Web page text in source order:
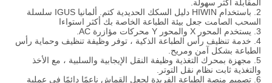
المقابلة أكثر سهولة.
2. باستخدام HIWIN دليل السكك الحديدية كتم. ألمانيا IGUS سلسلة
السحب الصامت جعل بيئة الطباعة الخاصة بك أكثر استواءا
3. يستخدم المحور X والمحور Y محركات مؤازرة AC.
4. خدمة تنظيف رأس الطباعة الذكية ، توفر وظيفة تنظيف وحماية رأس
الطباعة بشكل آمن ومريح.
5. مجهزة بمحرك التغذية وظيفة النقل الإيجابية والسلبية ، مع الأخذ
والتغذية ثابت نظام نقل التوتر.
6. تصميم منصة الطباعة الفريدة لجعل القماش ناعمًا دائمًا في عملية